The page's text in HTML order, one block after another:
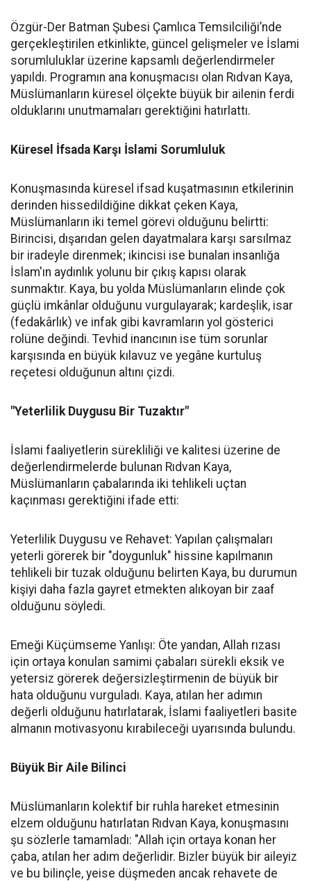
Özgür-Der Batman Şubesi Çamlıca Temsilciliği’nde
gerçekleştirilen etkinlikte, güncel gelişmeler ve İslami
sorumluluklar üzerine kapsamlı değerlendirmeler
yapıldı. Programın ana konuşmacısı olan Rıdvan Kaya,
Müslümanların küresel ölçekte büyük bir ailenin ferdi
olduklarını unutmamaları gerektiğini hatırlattı.
Küresel İfsada Karşı İslami Sorumluluk
Konuşmasında küresel ifsad kuşatmasının etkilerinin
derinden hissedildiğine dikkat çeken Kaya,
Müslümanların iki temel görevi olduğunu belirtti:
Birincisi, dışarıdan gelen dayatmalara karşı sarsılmaz
bir iradeyle direnmek; ikincisi ise bunalan insanlığa
İslam'ın aydınlık yolunu bir çıkış kapısı olarak
sunmaktır. Kaya, bu yolda Müslümanların elinde çok
güçlü imkânlar olduğunu vurgulayarak; kardeşlik, isar
(fedakârlık) ve infak gibi kavramların yol gösterici
rolüne değindi. Tevhid inancının ise tüm sorunlar
karşısında en büyük kılavuz ve yegâne kurtuluş
reçetesi olduğunun altını çizdi.
"Yeterlilik Duygusu Bir Tuzaktır"
İslami faaliyetlerin sürekliliği ve kalitesi üzerine de
değerlendirmelerde bulunan Rıdvan Kaya,
Müslümanların çabalarında iki tehlikeli uçtan
kaçınması gerektiğini ifade etti:
Yeterlilik Duygusu ve Rehavet: Yapılan çalışmaları
yeterli görerek bir "doygunluk" hissine kapılmanın
tehlikeli bir tuzak olduğunu belirten Kaya, bu durumun
kişiyi daha fazla gayret etmekten alıkoyan bir zaaf
olduğunu söyledi.
Emeği Küçümseme Yanlışı: Öte yandan, Allah rızası
için ortaya konulan samimi çabaları sürekli eksik ve
yetersiz görerek değersizleştirmenin de büyük bir
hata olduğunu vurguladı. Kaya, atılan her adımın
değerli olduğunu hatırlatarak, İslami faaliyetleri basite
almanın motivasyonu kırabileceği uyarısında bulundu.
Büyük Bir Aile Bilinci
Müslümanların kolektif bir ruhla hareket etmesinin
elzem olduğunu hatırlatan Rıdvan Kaya, konuşmasını
şu sözlerle tamamladı: "Allah için ortaya konan her
çaba, atılan her adım değerlidir. Bizler büyük bir aileyiz
ve bu bilinçle, yeise düşmeden ancak rehavete de